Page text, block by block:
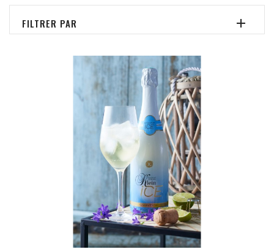
FILTRER PAR